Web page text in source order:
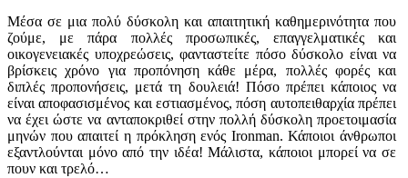
Μέσα σε μια πολύ δύσκολη και απαιτητική καθημερινότητα που
ζούμε, με πάρα πολλές προσωπικές, επαγγελματικές και
οικογενειακές υποχρεώσεις, φανταστείτε πόσο δύσκολο είναι να
βρίσκεις χρόνο για προπόνηση κάθε μέρα, πολλές φορές και
διπλές προπονήσεις, μετά τη δουλειά! Πόσο πρέπει κάποιος να
είναι αποφασισμένος και εστιασμένος, πόση αυτοπειθαρχία πρέπει
να έχει ώστε να ανταποκριθεί στην πολλή δύσκολη προετοιμασία
μηνών που απαιτεί η πρόκληση ενός Ironman. Κάποιοι άνθρωποι
εξαντλούνται μόνο από την ιδέα! Μάλιστα, κάποιοι μπορεί να σε
πουν και τρελό…